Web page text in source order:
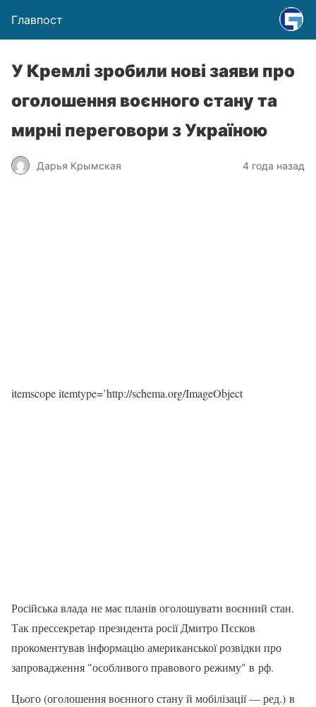
Главпост
У Кремлі зробили нові заяви про
оголошення воєнного стану та
мирні переговори з Україною
Дарья Крымская 4 года назад
itemscope itemtype=’http://schema.org/ImageObject
Російська влада не має планів оголошувати воєнний стан.
Так прессекретар президента росії Дмитро Пєсков
прокоментував інформацію американської розвідки про
запровадження "особливого правового режиму" в рф.
Цього (оголошення воєнного стану й мобілізації — ред.) в